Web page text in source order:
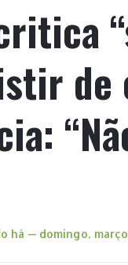
de
há — domingo,